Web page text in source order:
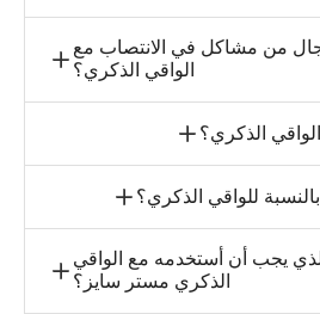
من مشاكل في الانتصاب مع
الواقي الذكري؟
الذكري؟
للواقي الذكري؟
يجب أن أستخدمه مع الواقي
الذكري مستر سايز؟